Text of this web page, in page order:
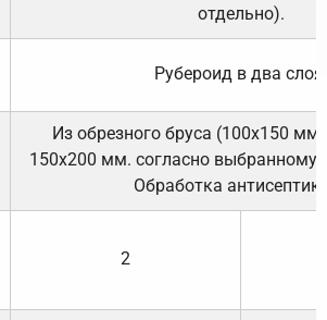
отдельно).
Рубероид в два слоя.
Из обрезного бруса (100х150
150х200 мм. согласно выбранному
Обработка
2